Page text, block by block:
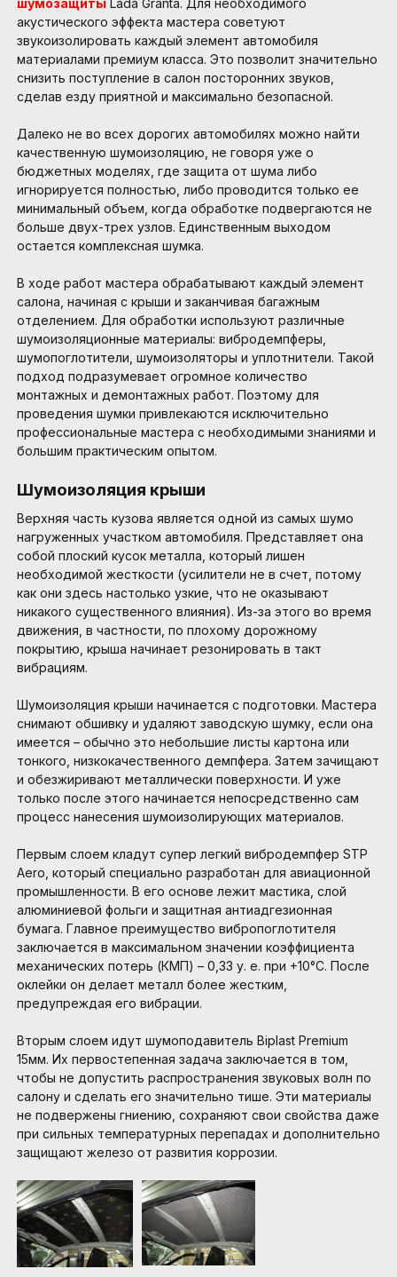
акустического эффекта мастера советуют
звукоизолировать каждый элемент автомобиля
материалами премиум класса. Это позволит значительно
снизить поступление в салон посторонних звуков,
сделав езду приятной и максимально безопасной.
Далеко не во всех дорогих автомобилях можно найти
качественную шумоизоляцию, не говоря уже о
бюджетных моделях, где защита от шума либо
игнорируется полностью, либо проводится только ее
минимальный объем, когда обработке подвергаются не
больше двух-трех узлов. Единственным выходом
остается комплексная шумка.
В ходе работ мастера обрабатывают каждый элемент
салона, начиная с крыши и заканчивая багажным
отделением. Для обработки используют различные
шумоизоляционные материалы: вибродемпферы,
шумопоглотители, шумоизоляторы и уплотнители. Такой
подход подразумевает огромное количество
монтажных и демонтажных работ. Поэтому для
проведения шумки привлекаются исключительно
профессиональные мастера с необходимыми знаниями и
большим практическим опытом.
Шумоизоляция крыши
Верхняя часть кузова является одной из самых шумо
нагруженных участком автомобиля. Представляет она
собой плоский кусок металла, который лишен
необходимой жесткости (усилители не в счет, потому
как они здесь настолько узкие, что не оказывают
никакого существенного влияния). Из-за этого во время
движения, в частности, по плохому дорожному
покрытию, крыша начинает резонировать в такт
вибрациям.
Шумоизоляция крыши начинается с подготовки. Мастера
снимают обшивку и удаляют заводскую шумку, если она
имеется – обычно это небольшие листы картона или
тонкого, низкокачественного демпфера. Затем зачищают
и обезжиривают металлически поверхности. И уже
только после этого начинается непосредственно сам
процесс нанесения шумоизолирующих материалов.
Первым слоем кладут супер легкий вибродемпфер STP
Aero, который специально разработан для авиационной
промышленности. В его основе лежит мастика, слой
алюминиевой фольги и защитная антиадгезионная
бумага. Главное преимущество вибропоглотителя
заключается в максимальном значении коэффициента
механических потерь (КМП) – 0,33 у. е. при +10°С. После
оклейки он делает металл более жестким,
предупреждая его вибрации.
Вторым слоем идут шумоподавитель Biplast Premium
15мм. Их первостепенная задача заключается в том,
чтобы не допустить распространения звуковых волн по
салону и сделать его значительно тише. Эти материалы
не подвержены гниению, сохраняют свои свойства даже
при сильных температурных перепадах и дополнительно
защищают железо от развития коррозии.